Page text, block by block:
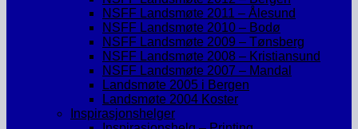
NSFF Landsmøte 2011 – Ålesund
NSFF Landsmøte 2010 – Bodø
NSFF Landsmøte 2009 – Tønsberg
NSFF Landsmøte 2008 – Kristiansund
NSFF Landsmøte 2007 – Mandal
Landsmøte 2005 i Bergen
Landsmøte 2004 Koster
Inspirasjonshelger